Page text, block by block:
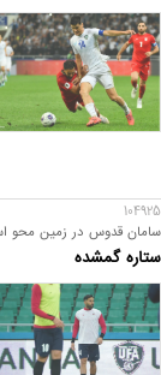
104925
سامان قدوس در زمین محو
ستاره گمشده